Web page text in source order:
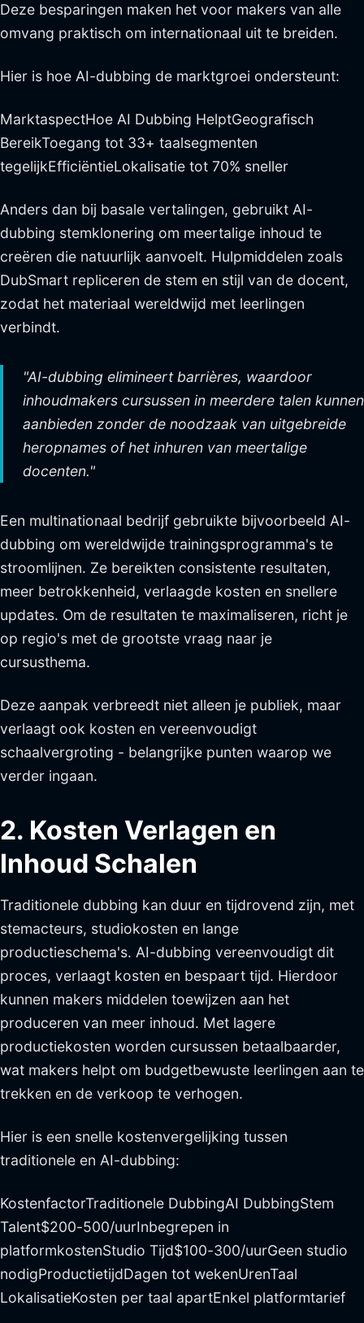
Deze besparingen maken het voor makers van alle
omvang praktisch om internationaal uit te breiden.
Hier is hoe AI-dubbing de marktgroei ondersteunt:
MarktaspectHoe AI Dubbing HelptGeografisch
BereikToegang tot 33+ taalsegmenten
tegelijkEfficiëntieLokalisatie tot 70% sneller
Anders dan bij basale vertalingen, gebruikt AI-
dubbing stemklonering om meertalige inhoud te
creëren die natuurlijk aanvoelt. Hulpmiddelen zoals
DubSmart repliceren de stem en stijl van de docent,
zodat het materiaal wereldwijd met leerlingen
verbindt.
"AI-dubbing elimineert barrières, waardoor
inhoudmakers cursussen in meerdere talen kunnen
aanbieden zonder de noodzaak van uitgebreide
heropnames of het inhuren van meertalige
docenten."
Een multinationaal bedrijf gebruikte bijvoorbeeld AI-
dubbing om wereldwijde trainingsprogramma's te
stroomlijnen. Ze bereikten consistente resultaten,
meer betrokkenheid, verlaagde kosten en snellere
updates. Om de resultaten te maximaliseren, richt je
op regio's met de grootste vraag naar je
cursusthema.
Deze aanpak verbreedt niet alleen je publiek, maar
verlaagt ook kosten en vereenvoudigt
schaalvergroting - belangrijke punten waarop we
verder ingaan.
2. Kosten Verlagen en
Inhoud Schalen
Traditionele dubbing kan duur en tijdrovend zijn, met
stemacteurs, studiokosten en lange
productieschema's. AI-dubbing vereenvoudigt dit
proces, verlaagt kosten en bespaart tijd. Hierdoor
kunnen makers middelen toewijzen aan het
produceren van meer inhoud. Met lagere
productiekosten worden cursussen betaalbaarder,
wat makers helpt om budgetbewuste leerlingen aan te
trekken en de verkoop te verhogen.
Hier is een snelle kostenvergelijking tussen
traditionele en AI-dubbing:
KostenfactorTraditionele DubbingAI DubbingStem
Talent$200-500/uurInbegrepen in
platformkostenStudio Tijd$100-300/uurGeen studio
nodigProductietijdDagen tot wekenUrenTaal
LokalisatieKosten per taal apartEnkel platformtarief